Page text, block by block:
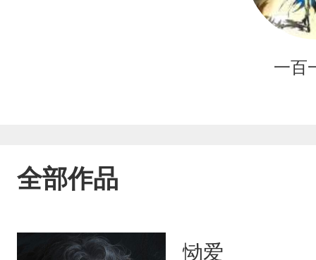
一百
全部作品
恸爱